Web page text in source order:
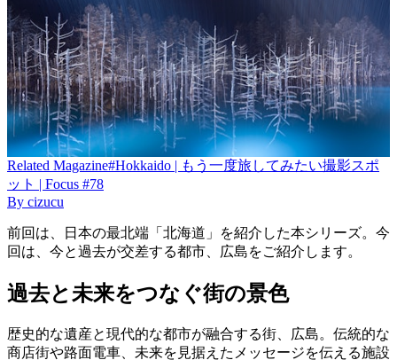
Related Magazine#Hokkaido | もう一度旅してみたい撮影スポ
ット | Focus #78
By cizucu
前回は、日本の最北端「北海道」を紹介した本シリーズ。今
回は、今と過去が交差する都市、広島をご紹介します。
過去と未来をつなぐ街の景色
歴史的な遺産と現代的な都市が融合する街、広島。伝統的な
商店街や路面電車、未来を見据えたメッセージを伝える施設